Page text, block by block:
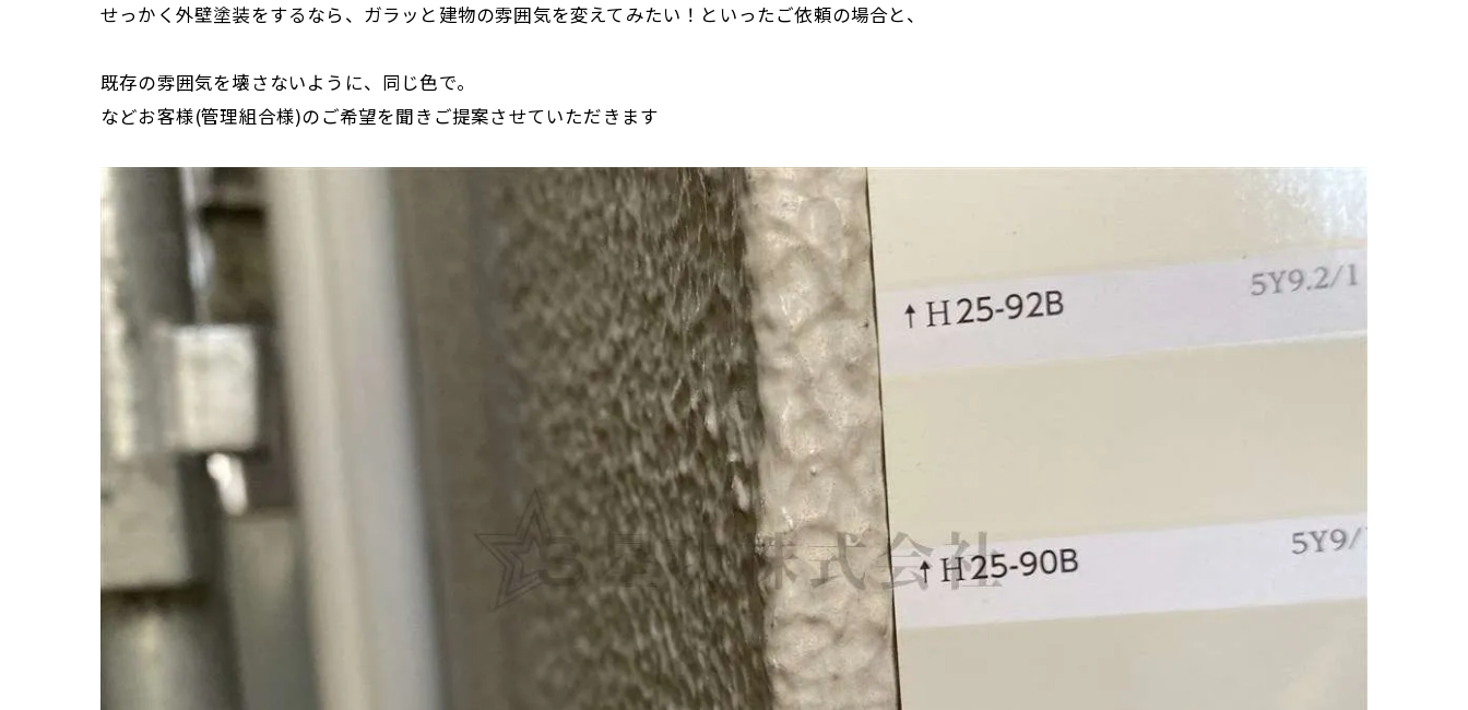
せっかく外壁塗装をするなら、ガラッと建物の雰囲気を変えてみたい！といったご依頼の場合と、
既存の雰囲気を壊さないように、同じ色で。
などお客様(管理組合様)のご希望を聞きご提案させていただきます